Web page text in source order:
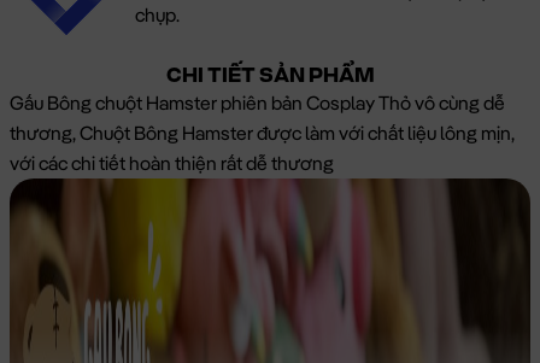
chụp.
CHI TIẾT SẢN PHẨM
Gấu Bông chuột Hamster phiên bản Cosplay Thỏ vô cùng dễ
thương, Chuột Bông Hamster được làm với chất liệu lông mịn,
với các chi tiết hoàn thiện rất dễ thương